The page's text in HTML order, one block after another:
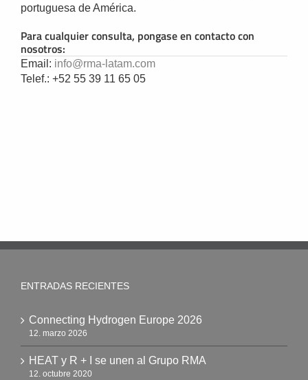
portuguesa de América.
Para cualquier consulta, pongase en contacto con
nosotros:
Email: info@rma-latam.com
Telef.: +52 55 39 11 65 05
ENTRADAS RECIENTES
Connecting Hydrogen Europe 2026
12. marzo 2026
HEAT y R + I se unen al Grupo RMA
12. octubre 2020